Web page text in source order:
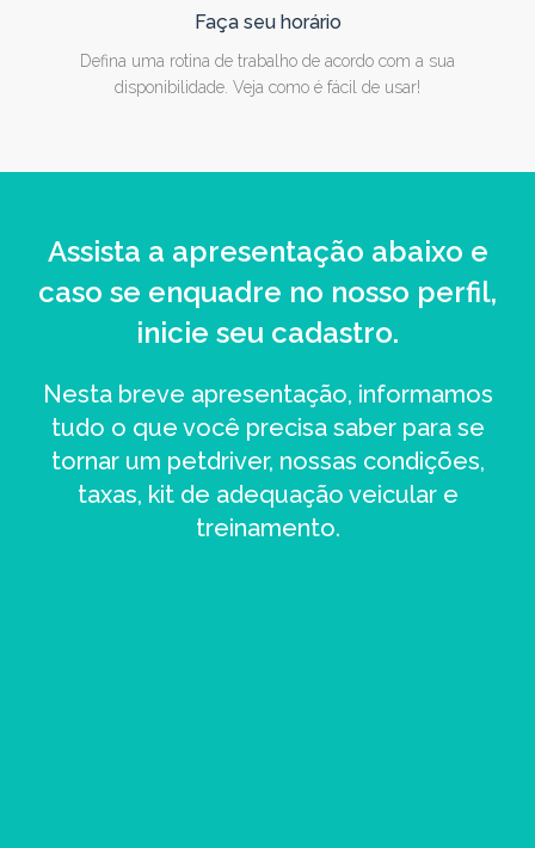
Faça seu horário
Defina uma rotina de trabalho de acordo com a sua
disponibilidade. Veja como é fácil de usar!
Assista a apresentação abaixo e
caso se enquadre no nosso perfil,
inicie seu cadastro.
Nesta breve apresentação, informamos
tudo o que você precisa saber para se
tornar um petdriver, nossas condições,
taxas, kit de adequação veicular e
treinamento.